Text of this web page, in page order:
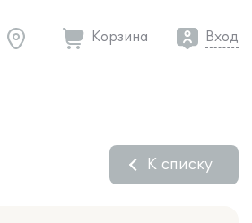
Корзина Вход
К списку